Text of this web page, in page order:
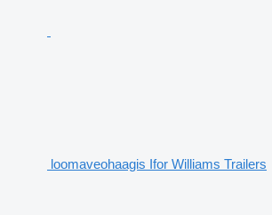
loomaveohaagis Ifor Williams Trailers